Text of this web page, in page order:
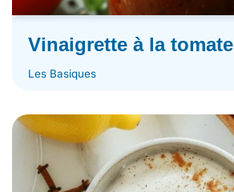
Vinaigrette à la tomate
Les Basiques